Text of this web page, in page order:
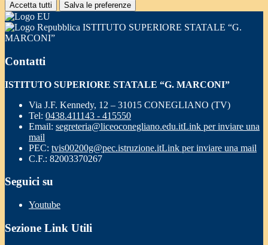
Accetta tutti Salva le preferenze
ISTITUTO SUPERIORE STATALE “G.
MARCONI”
Contatti
ISTITUTO SUPERIORE STATALE “G. MARCONI”
Via J.F. Kennedy, 12 – 31015 CONEGLIANO (TV)
Tel: 0438.411143 - 415550
Email: segreteria@liceoconegliano.edu.itLink per inviare una
mail
PEC: tvis00200g@pec.istruzione.itLink per inviare una mail
C.F.: 82003370267
Seguici su
Youtube
Sezione Link Utili